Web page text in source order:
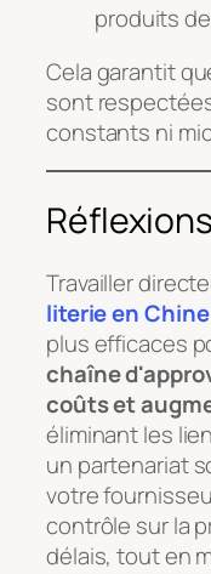
produits
Cela garantit
sont
constants ni
Travailler
literie en Chine
plus efficaces
chaîne
coûts et
éliminant les
un partenariat
votre
contrôle sur la
délais, tout en